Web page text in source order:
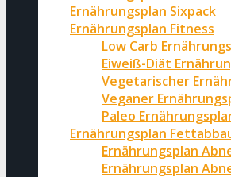
Ernährungsplan Sixpack
Ernährungsplan Fitness
Low Carb
Eiweiß-Diät
Vegetarischer
Veganer
Paleo
Ernährungsplan
Ernährungsplan
Ernährungsplan